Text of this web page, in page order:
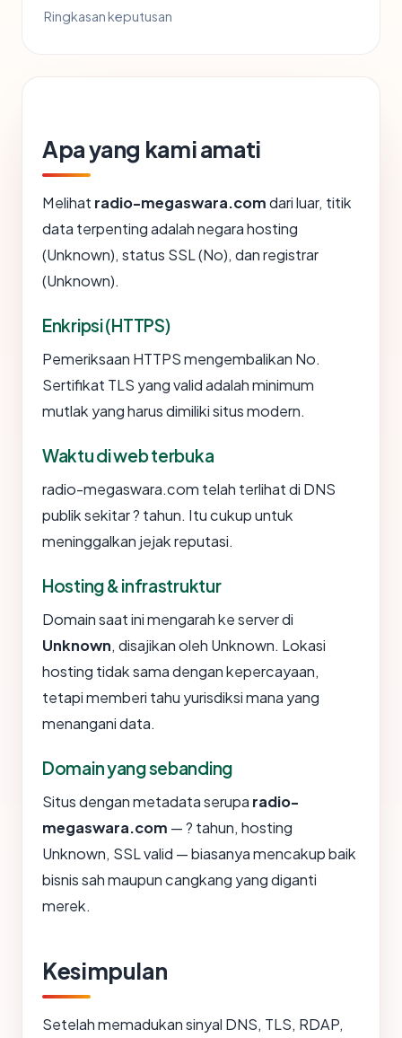
Ringkasan keputusan
Apa yang kami amati
Melihat radio-megaswara.comdari luar, titik
data terpenting adalah negara hosting
(Unknown), status SSL (No), dan registrar
(Unknown).
Enkripsi (HTTPS)
Pemeriksaan HTTPS mengembalikan No.
Sertifikat TLS yang valid adalah minimum
mutlak yang harus dimiliki situs modern.
Waktu di web terbuka
radio-megaswara.com telah terlihat di DNS
publik sekitar ? tahun. Itu cukup untuk
meninggalkan jejak reputasi.
Hosting & infrastruktur
Domain saat ini mengarah ke server di
Unknown, disajikan oleh Unknown. Lokasi
hosting tidak sama dengan kepercayaan,
tetapi memberi tahu yurisdiksi mana yang
menangani data.
Domain yang sebanding
Situs dengan metadata serupa radio-
megaswara.com — ? tahun, hosting
Unknown, SSL valid — biasanya mencakup baik
bisnis sah maupun cangkang yang diganti
merek.
Kesimpulan
Setelah memadukan sinyal DNS, TLS, RDAP,